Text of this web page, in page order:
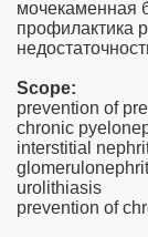
мочекаменная
профилактика
Scope:
prevention of
chronic
interstitial
urolithiasis
prevention of